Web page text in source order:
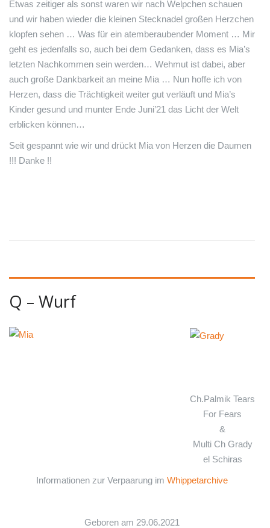
Etwas zeitiger als sonst waren wir nach Welpchen schauen
und wir haben wieder die kleinen Stecknadel großen Herzchen
klopfen sehen … Was für ein atemberaubender Moment … Mir
geht es jedenfalls so, auch bei dem Gedanken, dass es Mia’s
letzten Nachkommen sein werden… Wehmut ist dabei, aber
auch große Dankbarkeit an meine Mia … Nun hoffe ich von
Herzen, dass die Trächtigkeit weiter gut verläuft und Mia’s
Kinder gesund und munter Ende Juni’21 das Licht der Welt
erblicken können…
Seit gespannt wie wir und drückt Mia von Herzen die Daumen
!!! Danke !!
Q – Wurf
Ch.Palmik Tears
For Fears
&
Multi Ch Grady
el Schiras
Informationen zur Verpaarung im Whippetarchive
Geboren am 29.06.2021